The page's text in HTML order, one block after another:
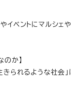
イベントにマルシェ
のか】
きられるような社会